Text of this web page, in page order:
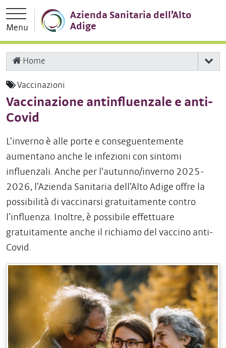
Vai direttamente alla navigazione principale
Vai al contenuto principale
Menu
Azienda Sanitaria dell’Alto
Adige
Home
Vaccinazioni
Vaccinazione antinfluenzale e anti-
Covid
L’inverno è alle porte e conseguentemente
aumentano anche le infezioni con sintomi
influenzali. Anche per l'autunno/inverno 2025-
2026, l’Azienda Sanitaria dell’Alto Adige offre la
possibilità di vaccinarsi gratuitamente contro
l’influenza. Inoltre, è possibile effettuare
gratuitamente anche il richiamo del vaccino anti-
Covid.